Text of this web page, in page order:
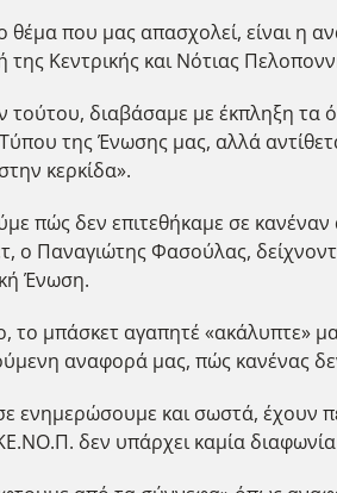
θέμα που μας απασχολεί, είναι η
της Κεντρικής και Νότιας
τούτου, διαβάσαμε με έκπληξη τα
της Ένωσης μας, αλλά
κερκίδα».
πώς δεν επιτεθήκαμε σε
ο Παναγιώτης Φασούλας,
Ένωση.
το μπάσκετ αγαπητέ «ακάλυπτε»
αναφορά μας, πώς κανένας
ενημερώσουμε και σωστά, έχουν
δεν υπάρχει καμία